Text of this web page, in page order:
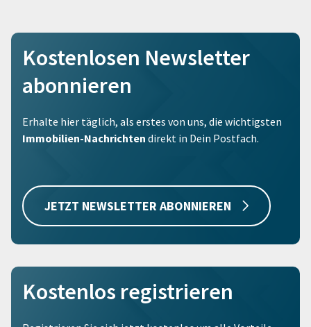
Kostenlosen Newsletter
abonnieren
Erhalte hier täglich, als erstes von uns, die wichtigsten
Immobilien-Nachrichten direkt in Dein Postfach.
JETZT NEWSLETTER ABONNIEREN
Kostenlos registrieren